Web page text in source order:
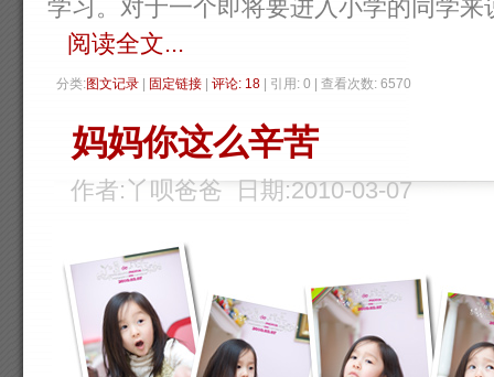
学习。对于一个即将要进入小学的同学来
阅读全文...
分类:图文记录 固定链接 评论: 18 | 引用: 0 | 查看次数: 6570
妈妈你这么辛苦
作者:丫呗爸爸 日期:2010-03-07